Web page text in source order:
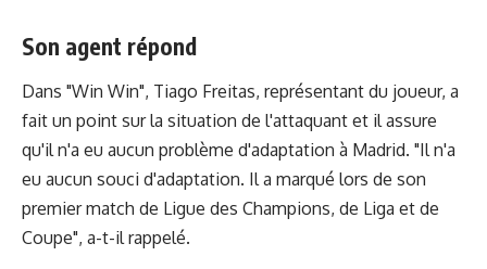
Son agent répond
Dans "Win Win", Tiago Freitas, représentant du joueur, a
fait un point sur la situation de l'attaquant et il assure
qu'il n'a eu aucun problème d'adaptation à Madrid. "Il n'a
eu aucun souci d'adaptation. Il a marqué lors de son
premier match de Ligue des Champions, de Liga et de
Coupe", a-t-il rappelé.